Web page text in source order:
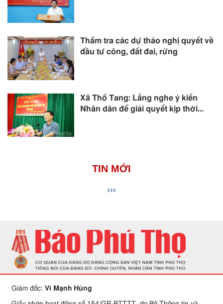
Thẩm tra các dự thảo nghị quyết về
đầu tư công, đất đai, rừng
Xã Thổ Tang: Lắng nghe ý kiến
Nhân dân để giải quyết kịp thời...
TIN MỚI
Giám đốc: Vi Mạnh Hùng